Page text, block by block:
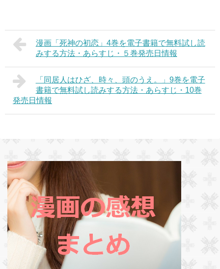
漫画「死神の初恋」4巻を電子書籍で無料試し読
みする方法・あらすじ・５巻発売日情報
「同居人はひざ、時々、頭のうえ。」9巻を電子
書籍で無料試し読みする方法・あらすじ・10巻
発売日情報